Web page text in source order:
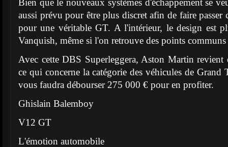
Bien que le nouveaux systèmes d'échappement se
aussi prévu pour être plus discret afin de faire passer
pour une véritable GT. A l'intérieur, le design est
Vanquish, même si l'on retrouve des points
Avec cette DBS Superleggera, Aston Martin revient
ce qui concerne la catégorie des véhicules de
vous faudra débourser 275 000 € pour en profiter.
Ghislain Balemboy
V12 GT
L'émotion automobile